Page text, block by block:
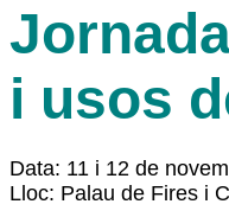
i usos
Data: 11 i 12 de
Lloc: Palau de Fires i